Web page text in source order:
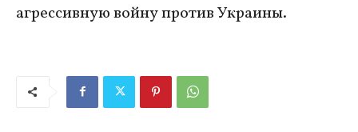
агрессивную войну против Украины.